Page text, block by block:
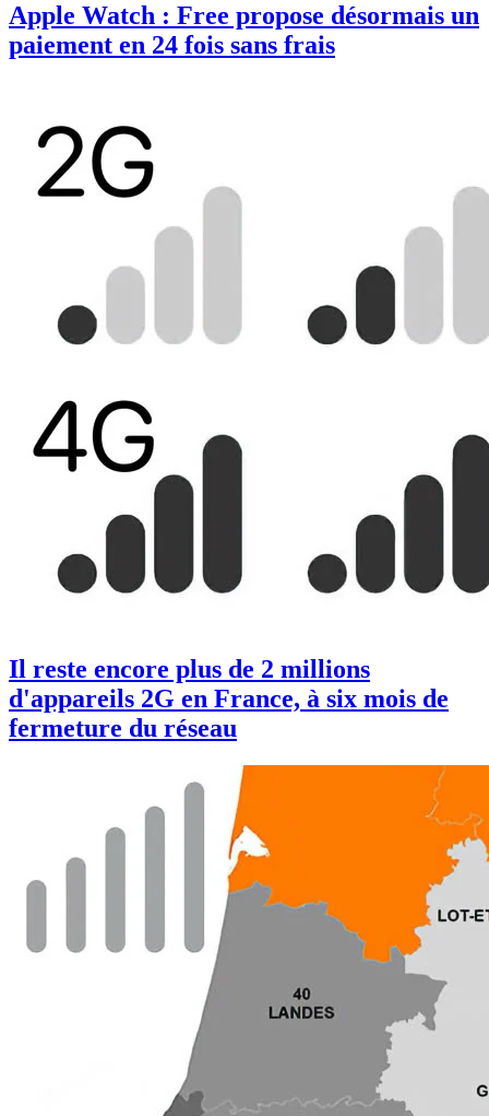
Apple Watch : Free propose désormais un
paiement en 24 fois sans frais
Il reste encore plus de 2 millions
d'appareils 2G en France, à six mois de
fermeture du réseau